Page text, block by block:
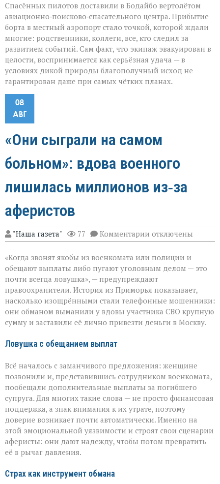
Спасённых пилотов доставили в Бодайбо вертолётом
авиационно‑поисково‑спасательного центра. Прибытие
борта в местный аэропорт стало точкой, которой ждали
многие: родственники, коллеги, все, кто следил за
развитием событий. Сам факт, что экипаж эвакуирован в
целости, воспринимается как серьёзная удача — в
условиях дикой природы благополучный исход не
гарантирован даже при самых чётких планах.
08
АВГ
«Они сыграли на самом
больном»: вдова военного
лишилась миллионов из‑за
аферистов
"Наша газета" 77 Комментарии к
записи
сыграли
на
самом
больном»:
вдова
военного
лишилась
миллионов
из‑за
отключены
«Когда звонят якобы из военкомата или полиции и
обещают выплаты либо пугают уголовным делом — это
почти всегда ловушка», — предупреждают
правоохранители. История из Приморья показывает,
насколько изощрёнными стали телефонные мошенники:
они обманом выманили у вдовы участника СВО крупную
сумму и заставили её лично привезти деньги в Москву.
Ловушка с обещанием выплат
Всё началось с заманчивого предложения: женщине
позвонили и, представившись сотрудником военкомата,
пообещали дополнительные выплаты за погибшего
супруга. Для многих такие слова — не просто финансовая
поддержка, а знак внимания к их утрате, поэтому
доверие возникает почти автоматически. Именно на
этой эмоциональной уязвимости и строят свои сценарии
аферисты: они дают надежду, чтобы потом превратить
её в рычаг давления.
Страх как инструмент обмана